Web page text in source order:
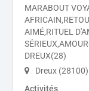
MARABOUT
AIMÉ,RITUEL
DREUX(28)
Dreux (28100)
Activités